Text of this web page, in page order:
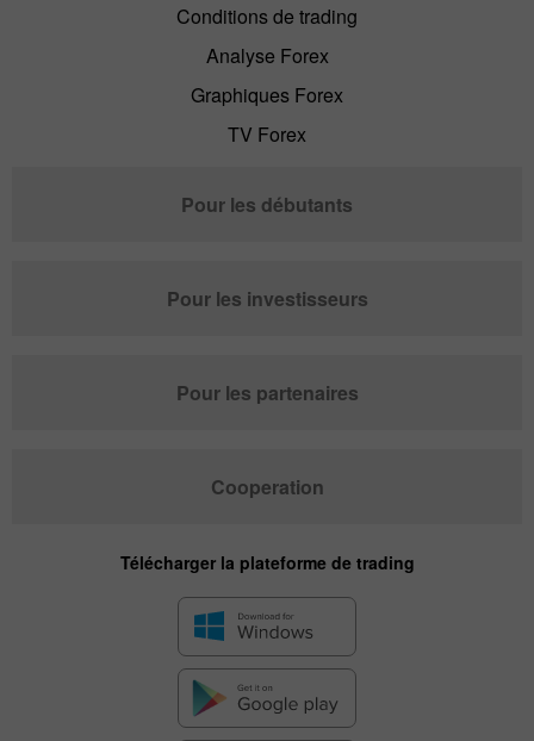
Conditions de trading
Analyse Forex
Graphiques Forex
TV Forex
Pour les débutants
Pour les investisseurs
Pour les partenaires
Cooperation
Télécharger la plateforme de trading